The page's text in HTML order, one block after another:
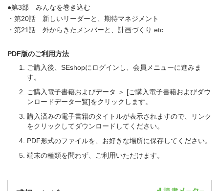
●第3部 みんなを巻き込む
・第20話 新しいリーダーと、期待マネジメント
・第21話 外からきたメンバーと、計画づくり etc
PDF版のご利用方法
ご購入後、SEshopにログインし、会員メニューに進みま
す。
ご購入電子書籍およびデータ ＞ [ご購入電子書籍およびダウ
ンロードデータ一覧]をクリックします。
購入済みの電子書籍のタイトルが表示されますので、リンク
をクリックしてダウンロードしてください。
PDF形式のファイルを、お好きな場所に保存してください。
端末の種類を問わず、ご利用いただけます。